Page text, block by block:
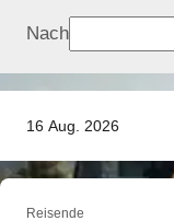
16 Aug. 2026
Nach
Reisende